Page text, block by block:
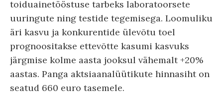
toiduainetööstuse tarbeks laboratoorsete
uuringute ning testide tegemisega. Loomuliku
äri kasvu ja konkurentide ülevõtu toel
prognoositakse ettevõtte kasumi kasvuks
järgmise kolme aasta jooksul vähemalt +20%
aastas. Panga aktsiaanalüütikute hinnasiht on
seatud 660 euro tasemele.